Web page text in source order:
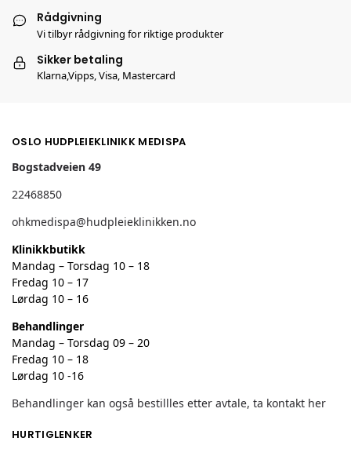
Rådgivning
Vi tilbyr rådgivning for riktige produkter
Sikker betaling
Klarna,Vipps, Visa, Mastercard
OSLO HUDPLEIEKLINIKK MEDISPA
Bogstadveien 49
22468850
ohkmedispa@hudpleieklinikken.no
Klinikkbutikk
Mandag – Torsdag 10 – 18
Fredag 10 – 17
Lørdag 10 – 16
Behandlinger
Mandag – Torsdag 09 – 20
Fredag 10 – 18
Lørdag 10 -16
Behandlinger kan også bestillles etter avtale, ta kontakt her
HURTIGLENKER